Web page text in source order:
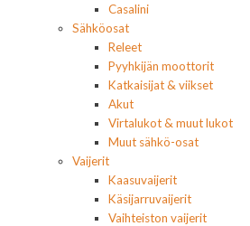
Casalini
Sähköosat
Releet
Pyyhkijän moottorit
Katkaisijat & viikset
Akut
Virtalukot & muut lukot
Muut sähkö-osat
Vaijerit
Kaasuvaijerit
Käsijarruvaijerit
Vaihteiston vaijerit